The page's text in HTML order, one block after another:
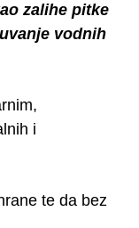
zalihe pitke
vodnih
i
te da bez